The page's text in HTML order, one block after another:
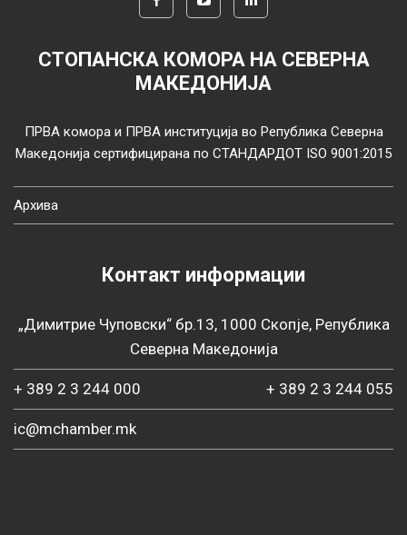
СТОПАНСКА КОМОРА НА СЕВЕРНА
МАКЕДОНИЈА
ПРВА комора и ПРВА институција во Република Северна
Македонија сертифицирана по СТАНДАРДОТ ISO 9001:2015
Архива
Контакт информации
„Димитрие Чуповски“ бр.13, 1000 Скопје, Република
Северна Македонија
+ 389 2 3 244 000 + 389 2 3 244 055
ic@mchamber.mk